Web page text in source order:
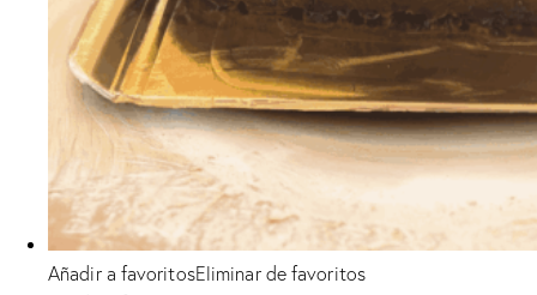
Añadir a favoritosEliminar de favoritos